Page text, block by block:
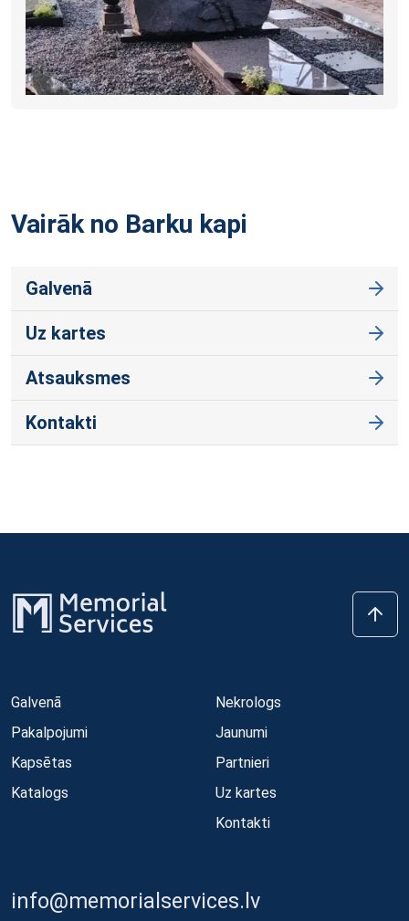
Vairāk no Barku kapi
Galvenā
Uz kartes
Atsauksmes
Kontakti
Galvenā
Pakalpojumi
Kapsētas
Katalogs
Nekrologs
Jaunumi
Partnieri
Uz kartes
Kontakti
info@memorialservices.lv